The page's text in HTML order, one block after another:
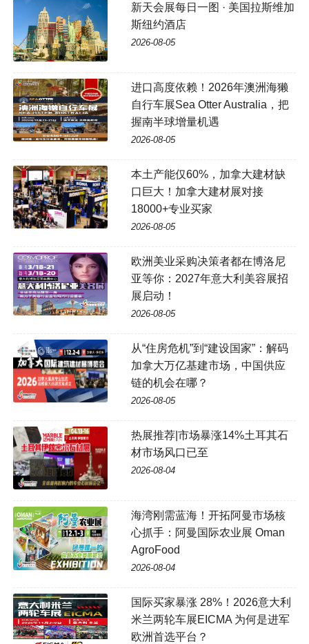
新天会展每日一图 · 美国拉斯维加
斯纽约酒店
2026-08-05
进口高度依赖！2026年澳洲海獭
自行车展Sea Otter Australia，把
握南半球增量机遇
2026-08-05
本土产能仅60%，加拿大建材缺
口巨大！加拿大建材展对接
18000+专业买家
2026-08-05
欧洲美业采购决策者都在博洛尼
亚等你：2027年意大利美容展招
展启动！
2026-08-05
从“住房危机”到“建设国家”：解码
加拿大万亿基建市场，中国供应
链的机会在哪？
2026-08-05
热展推荐|市场暴涨14%土耳其石
材市场风口已至
2026-08-04
海湾刚需蓝海！开拓阿曼市场核
心抓手：阿曼国际农业展 Oman
AgroFood
2026-08-04
国际买家暴涨 28%！2026意大利
米兰两轮车展EICMA 为何是进军
欧洲首选平台？